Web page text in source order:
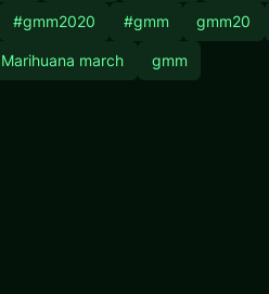
#gmm2020 #gmm gmm20
march gmm